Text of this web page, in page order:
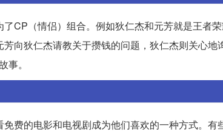
CP（情侣）组合。例如狄仁杰和元芳就是王者
向狄仁杰请教关于攒钱的问题，狄仁杰则关心地
。
费的电影和电视剧成为他们喜欢的一种方式。有